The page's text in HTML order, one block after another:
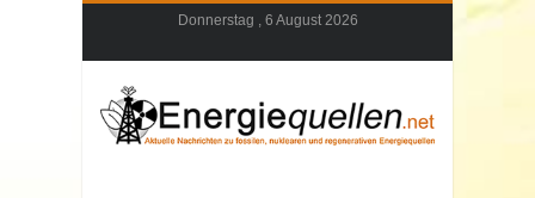
Donnerstag , 6 August 2026